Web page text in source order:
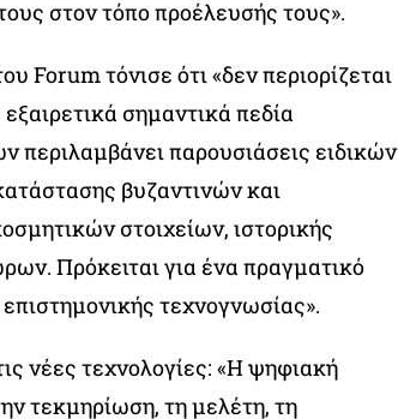
στον τόπο προέλευσής τους».
Forum τόνισε ότι «δεν περιορίζεται
σημαντικά πεδία
παρουσιάσεις ειδικών
βυζαντινών και
στοιχείων, ιστορικής
Πρόκειται για ένα πραγματικό
τεχνογνωσίας».
νέες τεχνολογίες: «Η ψηφιακή
τεκμηρίωση, τη μελέτη, τη